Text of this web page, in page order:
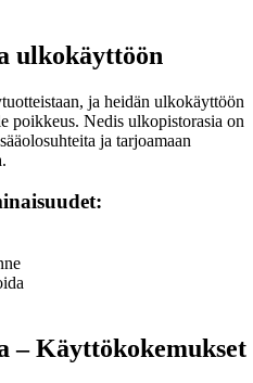
ulkokäyttöön
ja heidän ulkokäyttöön
poikkeus. Nedis ulkopistorasia on
ja tarjoamaan
– Käyttökokemukset